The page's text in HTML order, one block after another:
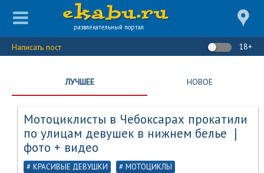
развлекательный портал
Написать пост 18+
ЛУЧШЕЕ НОВОЕ
Мотоциклисты в Чебоксарах прокатили
по улицам девушек в нижнем белье ❘
фото + видео
КРАСИВЫЕ ДЕВУШКИ МОТОЦИКЛЫ